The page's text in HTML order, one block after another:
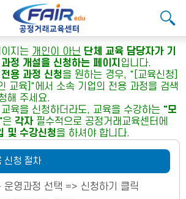
지는 개인이 아닌 단체 교육 담당자가 기
정 개설을 신청하는 페이지 입니다.
용 과정 신청을 원하는 경우, "[교육신청]
교육]"에서 소속 기업의 전용 과정을 검색
해 주세요.
육을 신청하더라도, 교육을 수강하는 "모
은 각자필수적으로 공정거래교육센터에
및 수강신청을 하셔야 합니다.
신청 절차
운영과정 선택 => 신청하기 클릭